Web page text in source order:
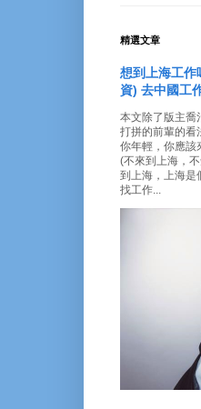
精選文章
想到上海工作
資) 去中國工
本文除了版主喬
打拼的前輩的看
你年輕，你應該
(不來到上海，
到上海，上海是
找工作...